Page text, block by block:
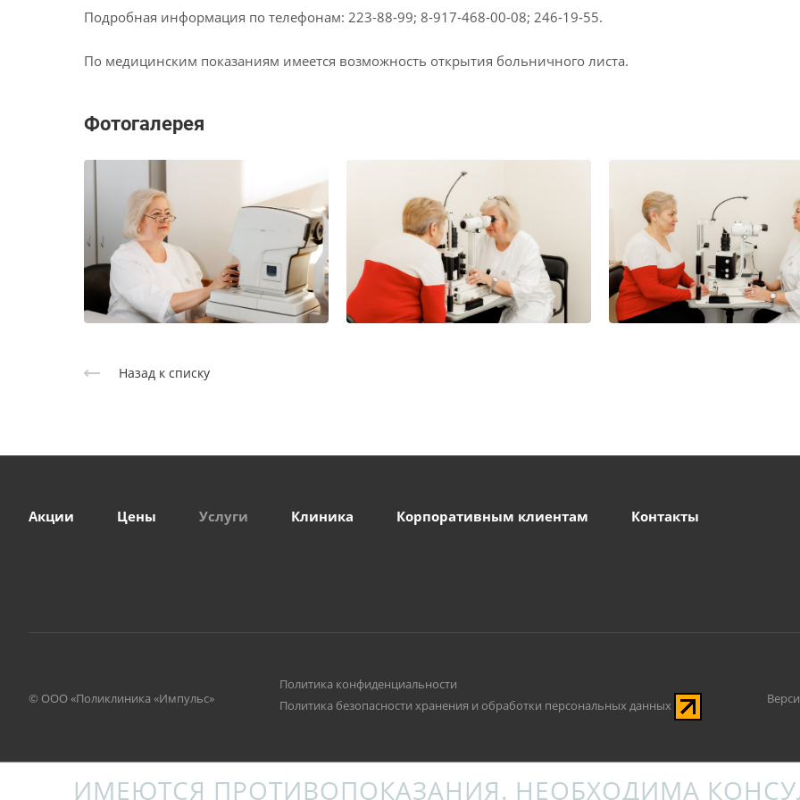
Подробная информация по телефонам: 223-88-99; 8-917-468-00-08; 246-19-55.
По медицинским показаниям имеется возможность открытия больничного листа.
Фотогалерея
Назад к списку
Акции Цены Услуги Клиника Корпоративным клиентам Контакты
© ООО «Поликлиника «Импульс»
Политика конфиденциальности
Политика безопасности хранения и обработки персональных данных
ИМЕЮТСЯ ПРОТИВОПОКАЗАНИЯ. НЕОБХОДИМА